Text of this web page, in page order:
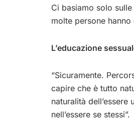
Ci basiamo solo
molte persone hanno
L’educazione
“Sicuramente.
capire che è tutto
naturalità
nell’essere se stessi”.